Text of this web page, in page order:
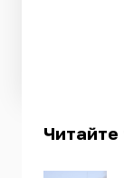
Читайте